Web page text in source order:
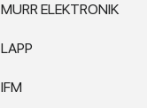
MURR ELEKTRONIK
LAPP
IFM